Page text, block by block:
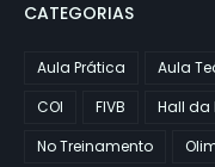
CATEGORIAS
Aula Prática Aula
COI
FIVB Hall da
No Treinamento